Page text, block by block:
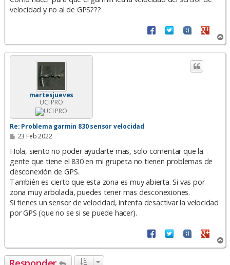
velocidad y no al de GPS???
r
r
martesjueves
UCI PRO
Re: Problema garmin 830 sensor velocidad
M
n
a
j
e
23 Feb 2022
Hola, siento no poder ayudarte mas, solo comentar que la
gente que tiene el 830 en mi grupeta no tienen problemas de
desconexión de GPS.
También es cierto que esta zona es muy abierta. Si vas por
zona muy arbolada, puedes tener mas desconexiones.
Si tienes un sensor de velocidad, intenta desactivar la velocidad
por GPS (que no se si se puede hacer).
r